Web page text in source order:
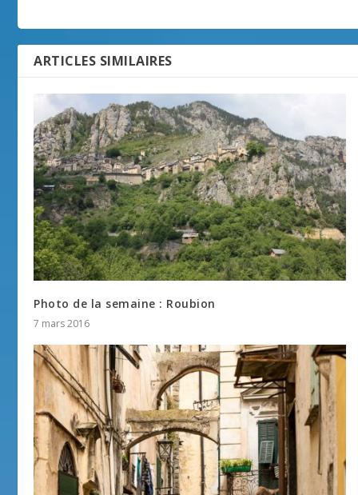
ARTICLES SIMILAIRES
Photo de la semaine : Roubion
7 mars 2016